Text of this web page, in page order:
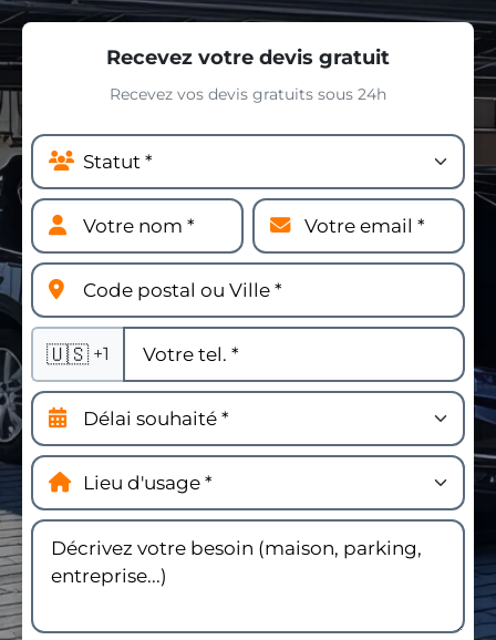
Recevez votre devis gratuit
Recevez vos devis gratuits sous 24h
🇺🇸 +1